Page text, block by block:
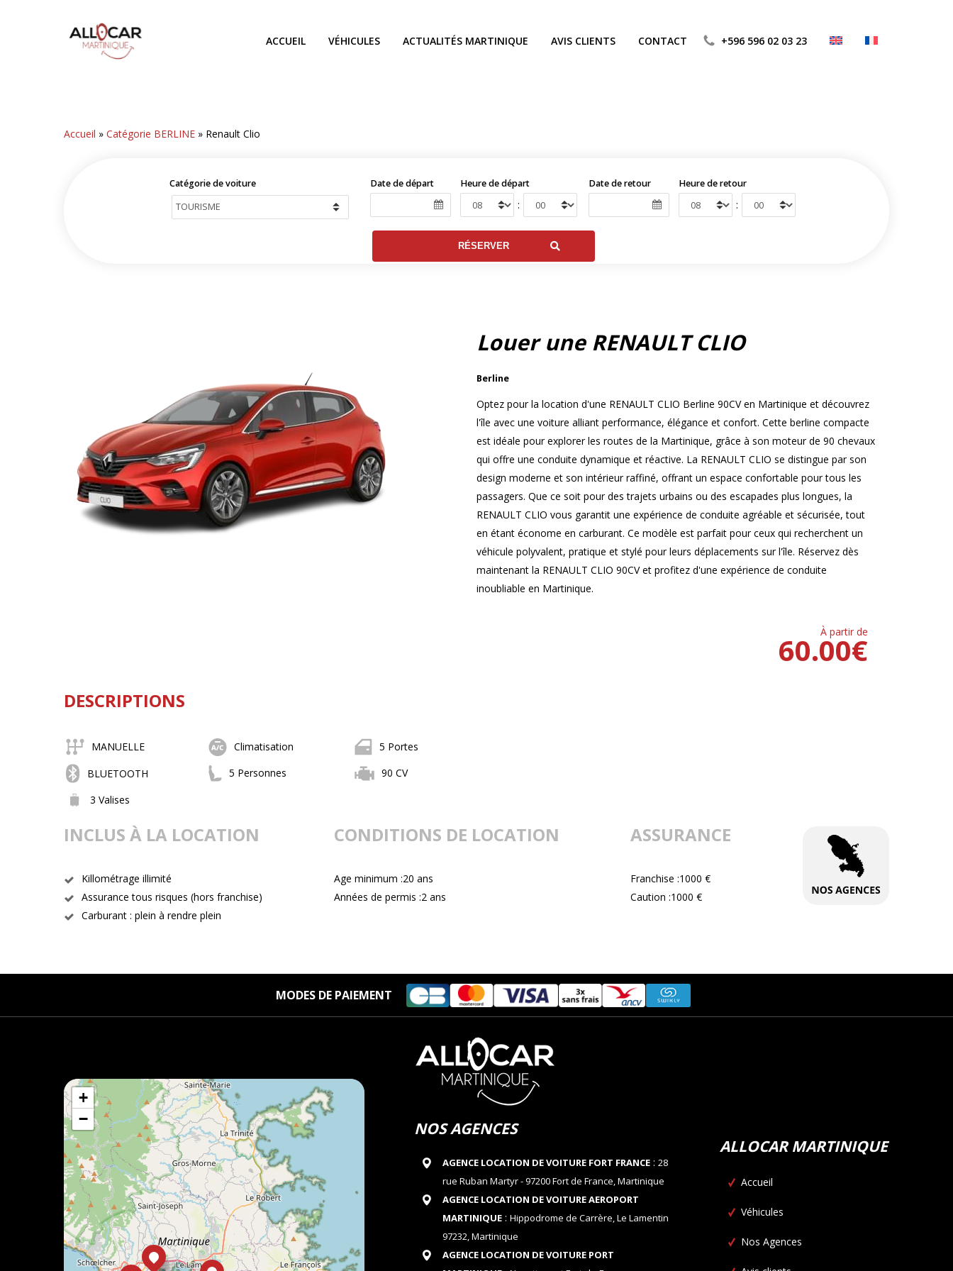
ACCUEIL VÉHICULES ACTUALITÉS MARTINIQUE AVIS CLIENTS CONTACT +596 596 02 03 23
Accueil »Catégorie BERLINE » Renault Clio
Catégorie de voiture Date de départ Heure de départ
:
Date de retour Heure de retour
:
Louer une RENAULT CLIO
Berline
Optez pour la location d'une RENAULT CLIO Berline 90CV en Martinique et découvrez
l'île avec une voiture alliant performance, élégance et confort. Cette berline compacte
est idéale pour explorer les routes de la Martinique, grâce à son moteur de 90 chevaux
qui offre une conduite dynamique et réactive. La RENAULT CLIO se distingue par son
design moderne et son intérieur raffiné, offrant un espace confortable pour tous les
passagers. Que ce soit pour des trajets urbains ou des escapades plus longues, la
RENAULT CLIO vous garantit une expérience de conduite agréable et sécurisée, tout
en étant économe en carburant. Ce modèle est parfait pour ceux qui recherchent un
véhicule polyvalent, pratique et stylé pour leurs déplacements sur l'île. Réservez dès
maintenant la RENAULT CLIO 90CV et profitez d'une expérience de conduite
inoubliable en Martinique.
À partir de
€
60.00
DESCRIPTIONS
MANUELLE Climatisation
5 Portes
BLUETOOTH
5 Personnes
90 CV
3 Valises
INCLUS À LA LOCATION
Killométrage illimité
Assurance tous risques (hors franchise)
Carburant : plein à rendre plein
CONDITIONS DE LOCATION
Age minimum :20 ans
Années de permis :2 ans
ASSURANCE
Franchise :1000 €
Caution :1000 €
MODES DE PAIEMENT
+
−
NOS AGENCES
AGENCE LOCATION DE VOITURE FORT FRANCE: 28
rue Ruban Martyr - 97200 Fort de France, Martinique
AGENCE LOCATION DE VOITURE AEROPORT
MARTINIQUE: Hippodrome de Carrère, Le Lamentin
97232, Martinique
AGENCE LOCATION DE VOITURE PORT
ALLOCAR MARTINIQUE
Accueil
Véhicules
Nos Agences